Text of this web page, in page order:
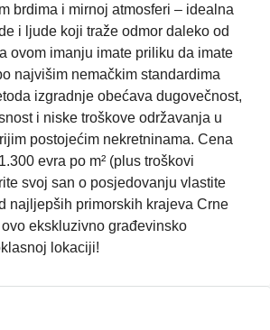
brdima i mirnoj atmosferi – idealna
i ljude koji traže odmor daleko od
ovom imanju imate priliku da imate
najvišim nemačkim standardima
izgradnje obećava dugovečnost,
i niske troškove održavanja u
postojećim nekretninama. Cena
evra po m² (plus troškovi
svoj san o posjedovanju vlastite
najljepših primorskih krajeva Crne
ekskluzivno građevinsko
lokaciji!